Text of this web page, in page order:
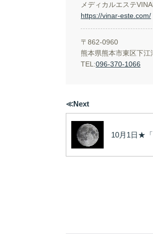
メディカルエステ
https://vinar-este.com/
〒862-0960
熊本県熊本市東区下江
TEL:096-370-1066
≪Next
10月1日★